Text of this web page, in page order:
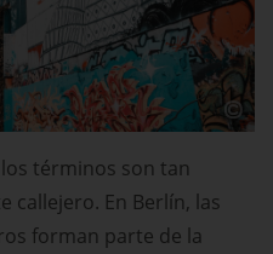
términos son tan
callejero. En Berlín, las
forman parte de la